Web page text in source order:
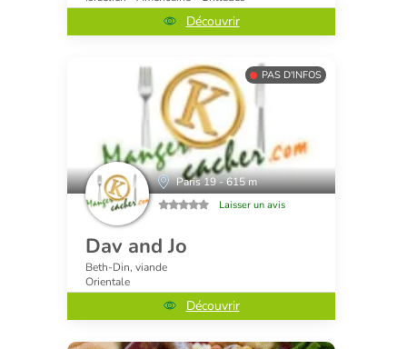
Découvrir
PAS D'INFOS
Paris 19 - 615 m
Laisser un avis
Dav and Jo
Beth-Din, viande
Orientale
Découvrir